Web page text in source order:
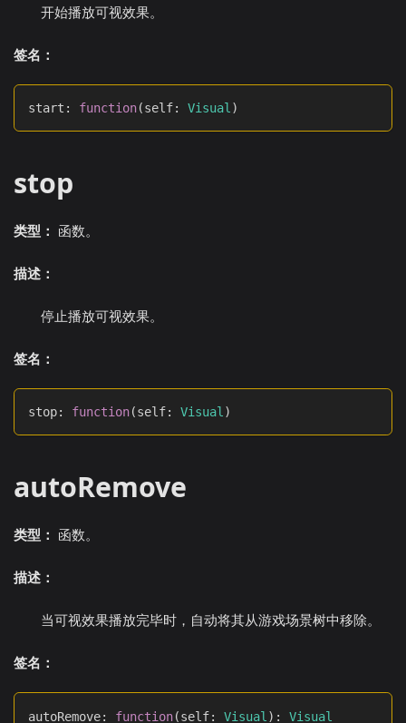
开始播放可视效果。
签名：
start : function(self: Visual )
stop
类型： 函数。
描述：
停止播放可视效果。
签名：
stop: function(self: Visual)
autoRemove
类型： 函数。
描述：
当可视效果播放完毕时，自动将其从游戏场景树中移除。
签名：
autoRemove: function(self: Visual ) : Visual